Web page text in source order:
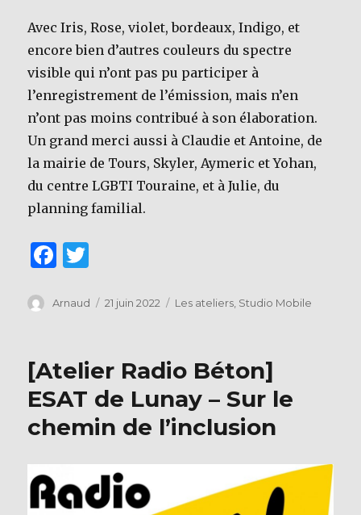
Avec Iris, Rose, violet, bordeaux, Indigo, et
encore bien d’autres couleurs du spectre
visible qui n’ont pas pu participer à
l’enregistrement de l’émission, mais n’en
n’ont pas moins contribué à son élaboration.
Un grand merci aussi à Claudie et Antoine, de
la mairie de Tours, Skyler, Aymeric et Yohan,
du centre LGBTI Touraine, et à Julie, du
planning familial.
F
c
b
o
o
k
it
r
Auteur
Arnaud
Publié
21 juin 2022 Catégories
Les ateliers Studio Mobile
[Atelier Radio Béton]
ESAT de Lunay – Sur le
chemin de l’inclusion